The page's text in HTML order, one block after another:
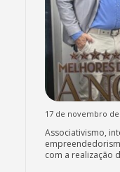
17 de novembro de
Associativismo,
com a realização